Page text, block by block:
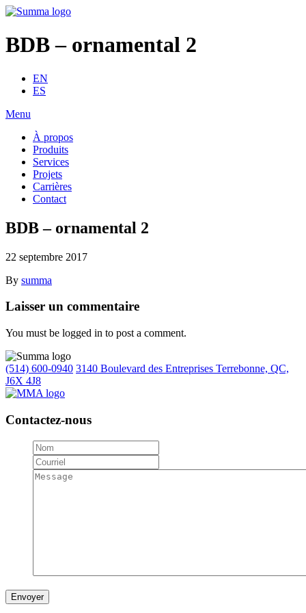
BDB – ornamental 2
EN
ES
Menu
À propos
Produits
Services
Projets
Carrières
Contact
BDB – ornamental 2
22 septembre 2017
By summa
Laisser un commentaire
You must be logged in to post a comment.
(514) 600-0940 3140 Boulevard des Entreprises Terrebonne, QC,
J6X 4J8
Contactez-nous